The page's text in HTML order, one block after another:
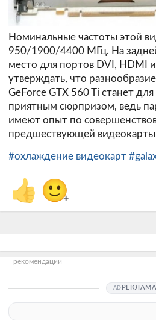
Номинальные частоты этой
950/1900/4400 МГц. На
место для портов DVI, HDMI
утверждать, что
GeForce GTX 560 Ti станет
приятным сюрпризом, ведь
имеют опыт по
предшествующей видеокарты
#охлаждение видеокарт
👍 🙂+
рекомендации
РЕКЛАМА